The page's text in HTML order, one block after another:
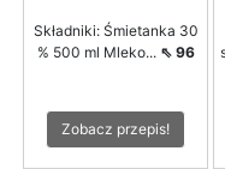
Składniki: Śmietanka 30
% 500 ml Mleko... ⇖ 96
Zobacz przepis!